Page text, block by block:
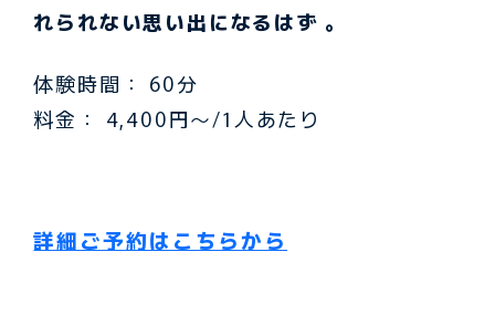
れられない思い出になるはず 。
体験時間： 60分
料金： 4,400円〜/1人あたり
詳細ご予約はこちらから